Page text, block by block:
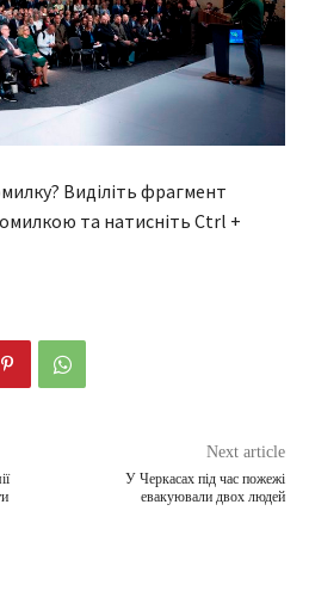
Виділіть фрагмент
та натисніть Ctrl +
Next article
У Черкасах під час пожежі
евакуювали двох людей